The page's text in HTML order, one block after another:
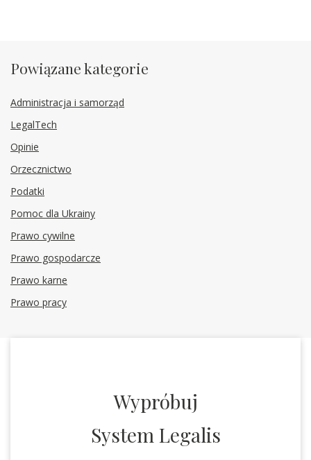
Powiązane kategorie
Administracja i samorząd
LegalTech
Opinie
Orzecznictwo
Podatki
Pomoc dla Ukrainy
Prawo cywilne
Prawo gospodarcze
Prawo karne
Prawo pracy
Wypróbuj
System Legalis